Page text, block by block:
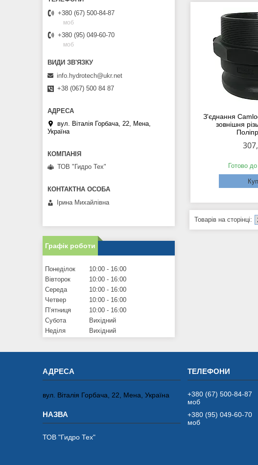
З'єднання
зовнішня
Готово
+380 (67) 500-84-87
моб
+380 (95) 049-60-70
моб
info.hydrotech@ukr.net
+38 (067) 500 84 87
вул. Віталія Горбача, 22, Мена,
Україна
ТОВ "Гидро Тех"
Ірина Михайлівна
Графік роботи
Понеділок 10:00
16:00
Вівторок
10:00
16:00
Середа
10:00
16:00
Четвер
10:00
16:00
Пʼятниця
10:00
16:00
Субота
Вихідний
Неділя
Вихідний
вул. Віталія Горбача, 22, Мена, Україна
ТОВ "Гидро Тех"
+380 (67) 500-84-87
моб
+380 (95) 049-60-70
моб